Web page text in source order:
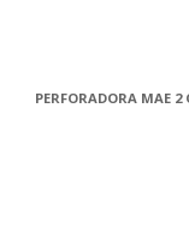
PERFORADORA MAE